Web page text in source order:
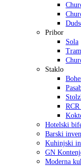
Pribor
Sola
Staklo
Hotelski
Barski
Kuhinjski
GN
Moderna